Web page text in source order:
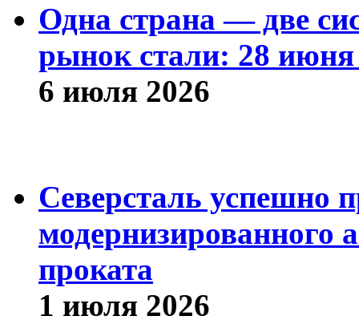
Одна страна — две
рынок стали: 28
6 июля 2026
Северсталь успешно
модернизированного
проката
1 июля 2026